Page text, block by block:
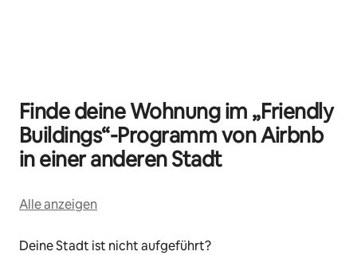
Finde deine Wohnung im „Friendly
Buildings“-Programm von Airbnb
in einer anderen Stadt
Alle anzeigen
Deine Stadt ist nicht aufgeführt?